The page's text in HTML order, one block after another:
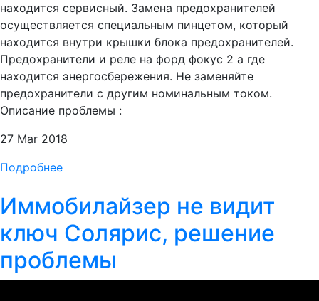
находится сервисный. Замена предохранителей
осуществляется специальным пинцетом, который
находится внутри крышки блока предохранителей.
Предохранители и реле на форд фокус 2 а где
находится энергосбережения. Не заменяйте
предохранители с другим номинальным током.
Описание проблемы :
27 Mar 2018
Подробнее
Иммобилайзер не видит
ключ Солярис, решение
проблемы